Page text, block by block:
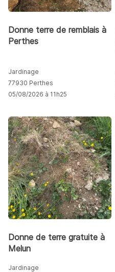
Donne terre de remblais à
Perthes
Jardinage
77930 Perthes
05/08/2026 à 11h25
Donne de terre gratuite à
Melun
Jardinage